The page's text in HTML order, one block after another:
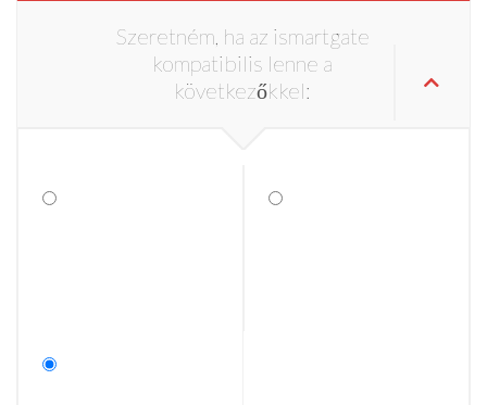
Szeretném, ha az ismartgate
kompatibilis lenne a
következőkkel: